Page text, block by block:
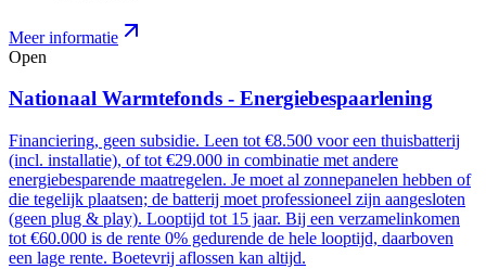
Meer informatie
Open
Nationaal Warmtefonds - Energiebespaarlening
Financiering, geen subsidie. Leen tot €8.500 voor een thuisbatterij
(incl. installatie), of tot €29.000 in combinatie met andere
energiebesparende maatregelen. Je moet al zonnepanelen hebben of
die tegelijk plaatsen; de batterij moet professioneel zijn aangesloten
(geen plug & play). Looptijd tot 15 jaar. Bij een verzamelinkomen
tot €60.000 is de rente 0% gedurende de hele looptijd, daarboven
een lage rente. Boetevrij aflossen kan altijd.